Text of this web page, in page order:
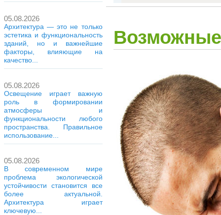
05.08.2026
Архитектура — это не только
эстетика и функциональность
зданий, но и важнейшие
факторы, влияющие на
качество...
05.08.2026
Освещение играет важную
роль в формировании
атмосферы и
функциональности любого
пространства. Правильное
использование...
05.08.2026
В современном мире
проблема экологической
устойчивости становится все
более актуальной.
Архитектура играет
ключевую...